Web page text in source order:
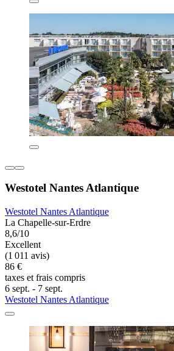
Westotel Nantes Atlantique
Westotel Nantes Atlantique
La Chapelle-sur-Erdre
8,6/10
Excellent
(1 011 avis)
86 €
taxes et frais compris
6 sept. - 7 sept.
Westotel Nantes Atlantique